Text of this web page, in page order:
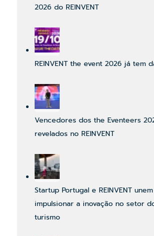
2026 do REINVENT
REINVENT the event 2026 já tem
Vencedores dos the Eventeers
revelados no REINVENT
Startup Portugal e REINVENT
impulsionar a inovação no setor
turismo